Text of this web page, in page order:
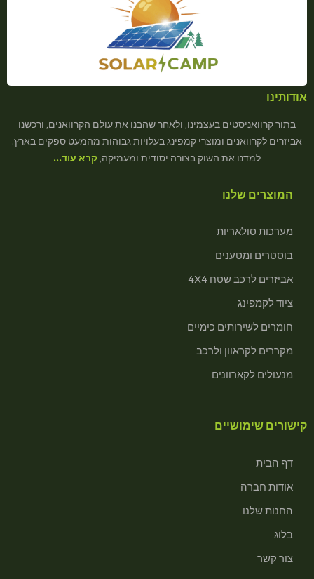
אודותינו
בתור קרוואניסטים בעצמינו, ולאחר שהבנו את עולם הקרוואנים, ורכשנו
אביזרים לקרוואנים ומוצרי קמפינג בעלויות גבוהות מהמעט ספקים בארץ.
למדנו את השוק בצורה יסודית ומעמיקה, קרא עוד…
המוצרים שלנו
מערכות סולאריות
בוסטרים ומטענים
אביזרים לרכב שטח 4X4
ציוד לקמפינג
חומרים לשירותים כימיים
מקררים לקראוון ולרכב
מנעולים לקארוונים
קישורים שימושיים
דף הבית
אודות חברה
החנות שלנו
בלוג
צור קשר